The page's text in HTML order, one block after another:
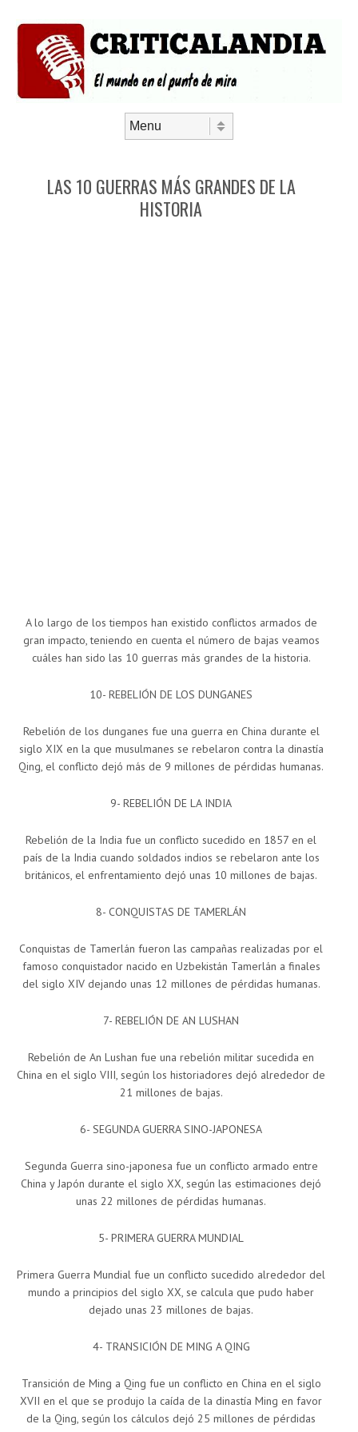
LAS 10 GUERRAS MÁS GRANDES DE LA
HISTORIA
A lo largo de los tiempos han existido conflictos armados de
gran impacto, teniendo en cuenta el número de bajas veamos
cuáles han sido las 10 guerras más grandes de la historia.
10- REBELIÓN DE LOS DUNGANES
Rebelión de los dunganes fue una guerra en China durante el
siglo XIX en la que musulmanes se rebelaron contra la dinastía
Qing, el conflicto dejó más de 9 millones de pérdidas humanas.
9- REBELIÓN DE LA INDIA
Rebelión de la India fue un conflicto sucedido en 1857 en el
país de la India cuando soldados indios se rebelaron ante los
británicos, el enfrentamiento dejó unas 10 millones de bajas.
8- CONQUISTAS DE TAMERLÁN
Conquistas de Tamerlán fueron las campañas realizadas por el
famoso conquistador nacido en Uzbekistán Tamerlán a finales
del siglo XIV dejando unas 12 millones de pérdidas humanas.
7- REBELIÓN DE AN LUSHAN
Rebelión de An Lushan fue una rebelión militar sucedida en
China en el siglo VIII, según los historiadores dejó alrededor de
21 millones de bajas.
6- SEGUNDA GUERRA SINO-JAPONESA
Segunda Guerra sino-japonesa fue un conflicto armado entre
China y Japón durante el siglo XX, según las estimaciones dejó
unas 22 millones de pérdidas humanas.
5- PRIMERA GUERRA MUNDIAL
Primera Guerra Mundial fue un conflicto sucedido alrededor del
mundo a principios del siglo XX, se calcula que pudo haber
dejado unas 23 millones de bajas.
4- TRANSICIÓN DE MING A QING
Transición de Ming a Qing fue un conflicto en China en el siglo
XVII en el que se produjo la caída de la dinastía Ming en favor
de la Qing, según los cálculos dejó 25 millones de pérdidas